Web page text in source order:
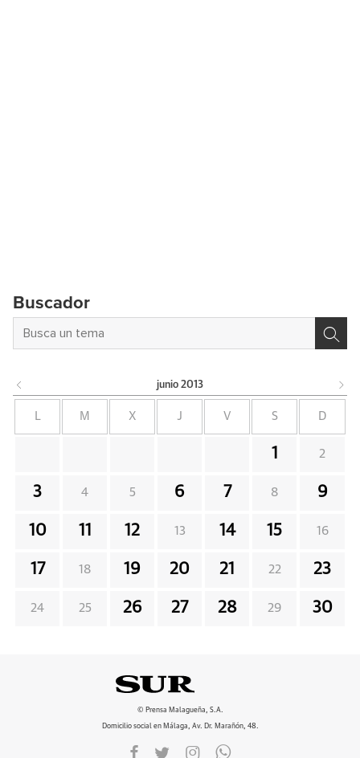
Buscador
junio 2013
L M X J V S D
1 2
3 4 5 6 7 8 9
10 11 12 13 14 15 16
17 18 19 20 21 22 23
24 25 26 27 28 29 30
© Prensa Malagueña, S.A.
Domicilio social en Málaga, Av. Dr. Marañón, 48.